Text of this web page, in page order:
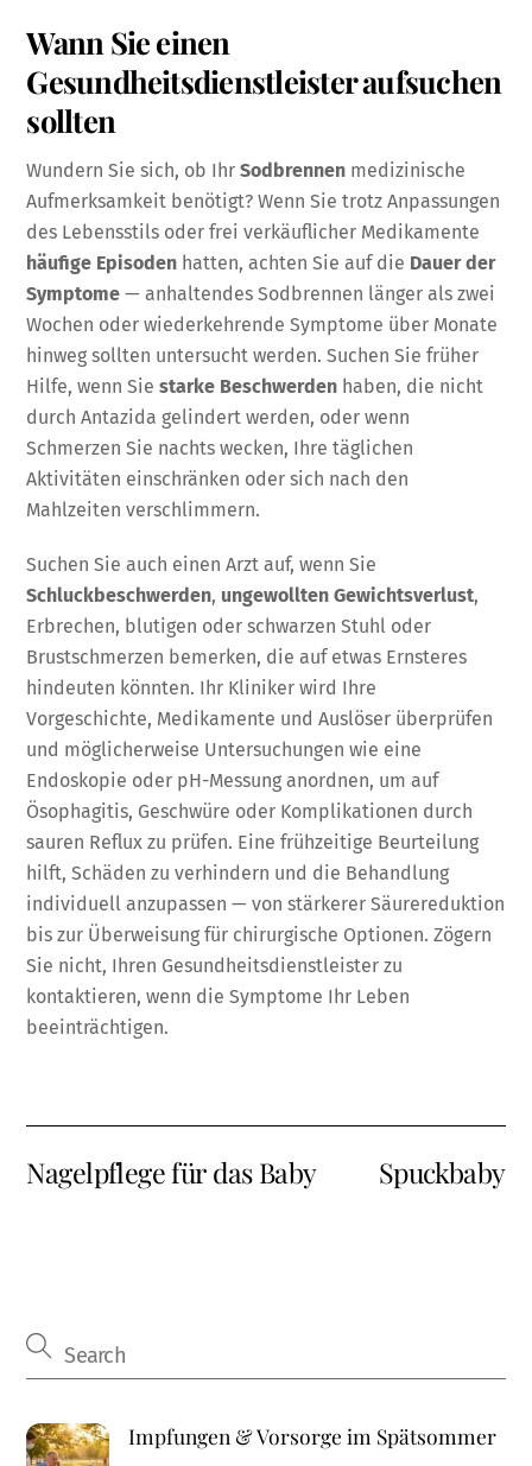
Wann Sie einen
Gesundheitsdienstleister aufsuchen
sollten
Wundern Sie sich, ob IhrSodbrennen medizinische
Aufmerksamkeit benötigt? Wenn Sie trotz Anpassungen
des Lebensstils oder frei verkäuflicher Medikamente
häufige Episoden hatten, achten Sie auf die Dauer der
Symptome — anhaltendes Sodbrennen länger als zwei
Wochen oder wiederkehrende Symptome über Monate
hinweg sollten untersucht werden. Suchen Sie früher
Hilfe, wenn Siestarke Beschwerden haben, die nicht
durch Antazida gelindert werden, oder wenn
Schmerzen Sie nachts wecken, Ihre täglichen
Aktivitäten einschränken oder sich nach den
Mahlzeiten verschlimmern.
Suchen Sie auch einen Arzt auf, wenn Sie
Schluckbeschwerden, ungewollten Gewichtsverlust,
Erbrechen, blutigen oder schwarzen Stuhl oder
Brustschmerzen bemerken, die auf etwas Ernsteres
hindeuten könnten. Ihr Kliniker wird Ihre
Vorgeschichte, Medikamente und Auslöser überprüfen
und möglicherweise Untersuchungen wie eine
Endoskopie oder pH-Messung anordnen, um auf
Ösophagitis, Geschwüre oder Komplikationen durch
sauren Reflux zu prüfen. Eine frühzeitige Beurteilung
hilft, Schäden zu verhindern und die Behandlung
individuell anzupassen — von stärkerer Säurereduktion
bis zur Überweisung für chirurgische Optionen. Zögern
Sie nicht, Ihren Gesundheitsdienstleister zu
kontaktieren, wenn die Symptome Ihr Leben
beeinträchtigen.
Nagelpflege für das Baby Spuckbaby
Impfungen & Vorsorge im Spätsommer